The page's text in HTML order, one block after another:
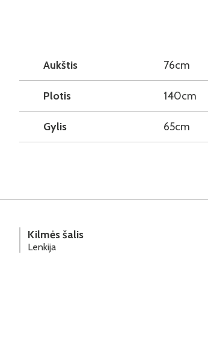
Aukštis 76cm
Plotis 140cm
Gylis 65cm
Kilmės šalis
Lenkija